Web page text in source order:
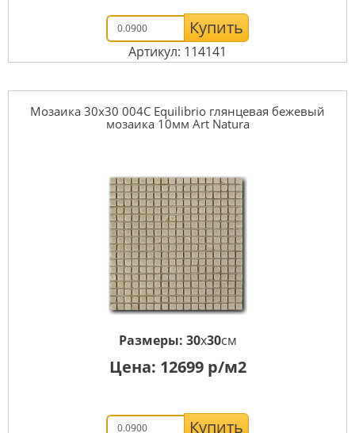
Купить
Артикул: 114141
Мозаика 30x30 004C Equilibrio глянцевая бежевый
мозаика 10мм Art Natura
Размеры: 30x30см
Цена: 12699р/м2
Купить